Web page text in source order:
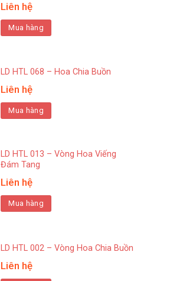
Liên hệ
Mua hàng
LD HTL 068 – Hoa Chia Buồn
Liên hệ
Mua hàng
LD HTL 013 – Vòng Hoa Viếng
Đám Tang
Liên hệ
Mua hàng
LD HTL 002 – Vòng Hoa Chia Buồn
Liên hệ